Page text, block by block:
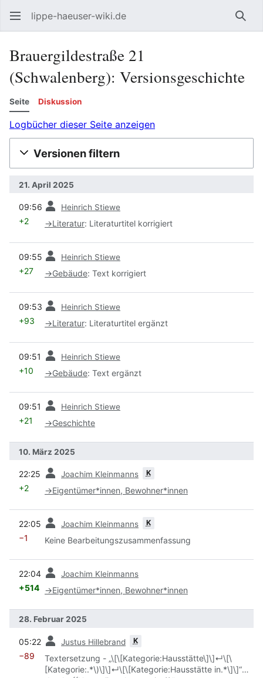
lippe-haeuser-wiki.de
Brauergildestraße 21
(Schwalenberg): Versionsgeschichte
Seite Diskussion
Logbücher dieser Seite anzeigen
Versionen filtern
21. April 2025
09:56 Heinrich Stiewe
+2 →Literatur: Literaturtitel korrigiert
09:55 Heinrich Stiewe
+27 →Gebäude: Text korrigiert
09:53 Heinrich Stiewe
+93 →Literatur: Literaturtitel ergänzt
09:51 Heinrich Stiewe
+10 →Gebäude: Text ergänzt
09:51 Heinrich Stiewe
+21 →Geschichte
10. März 2025
22:25 Joachim Kleinmanns K
+2 →Eigentümer*innen, Bewohner*innen
22:05 Joachim Kleinmanns K
−1 Keine Bearbeitungszusammenfassung
22:04 Joachim Kleinmanns
+514 →Eigentümer*innen, Bewohner*innen
28. Februar 2025
05:22 Justus Hillebrand K
−89
Textersetzung - „\[\[Kategorie:Hausstätte\]\]↵\[\
[Kategorie:.*\)\]\]↵\[\[Kategorie:Hausstätte in.*\]\]“
durch „{{Hausstättenkategorien}}“